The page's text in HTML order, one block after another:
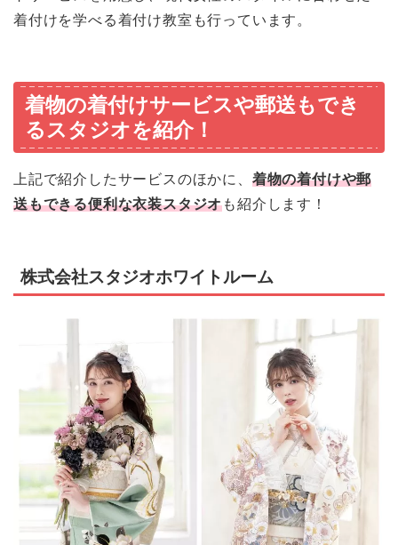
着付けを学べる着付け教室も行っています。
着物の着付けサービスや郵送もでき
るスタジオを紹介！
上記で紹介したサービスのほかに、 着物の着付けや郵
送もできる便利な衣装スタジオも紹介します！
株式会社スタジオホワイトルーム